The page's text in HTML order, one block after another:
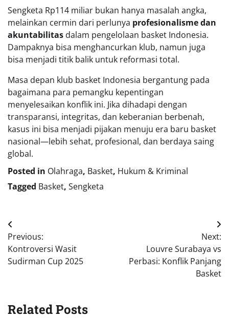
Sengketa Rp114 miliar bukan hanya masalah angka,
melainkan cermin dari perlunya profesionalisme dan
akuntabilitas dalam pengelolaan basket Indonesia.
Dampaknya bisa menghancurkan klub, namun juga
bisa menjadi titik balik untuk reformasi total.
Masa depan klub basket Indonesia bergantung pada
bagaimana para pemangku kepentingan
menyelesaikan konflik ini. Jika dihadapi dengan
transparansi, integritas, dan keberanian berbenah,
kasus ini bisa menjadi pijakan menuju era baru basket
nasional—lebih sehat, profesional, dan berdaya saing
global.
Posted in Olahraga, Basket, Hukum & Kriminal
Tagged Basket, Sengketa
Navigasi
pos
Previous:
Kontroversi Wasit
Sudirman Cup 2025
Next:
Louvre Surabaya vs
Perbasi: Konflik Panjang
Basket
Related Posts